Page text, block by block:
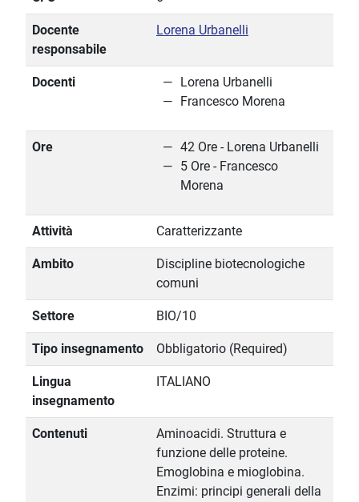
Docente
responsabile
Lorena Urbanelli
Docenti
Lorena Urbanelli
Francesco Morena
Ore
42 Ore - Lorena Urbanelli
5 Ore - Francesco
Morena
Attività Caratterizzante
Ambito
Discipline biotecnologiche
comuni
Settore BIO/10
Tipo insegnamento Obbligatorio (Required)
Lingua
insegnamento
ITALIANO
Contenuti
Aminoacidi. Struttura e
funzione delle proteine.
Emoglobina e mioglobina.
Enzimi: principi generali della